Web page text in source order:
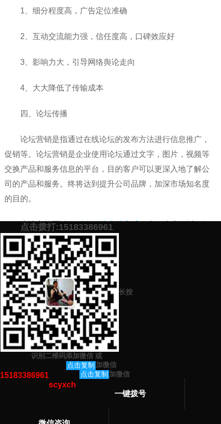
1、细分程度高，广告定位准确
2、互动交流能力强，信任度高，口碑效应好
3、影响力大，引导网络舆论走向
4、大大降低了传输成本
四、论坛传播
论坛营销是指通过在线论坛的发布方法进行信息推广，
促销等。论坛营销是企业使用论坛通过文字，图片，视频等
交换产品和服务信息的平台，目的客户可以更深入地了解公
司的产品和服务。终将达到提升公司品牌，加深市场知名度
的目的。
小编之前写过18种有效推广的方式
一下。如果您近也有企业宣传推广的计划，加下面微信，肖
乐策划免费为您策划高效的企业营销策划方案
预约营销老师 添加微信号：scyxch
案！
上一篇：企业网络推广的重要性（网络推广怎么做）
下一篇：如何做企业品牌策划（提升名气来这里）
猜你感兴趣的内容
暂无相关文章！
点击拨打:15183386961
长按
识别二维码添加微信 或
点击复制
15183386961
加微信
点击复制
scyxch
加微信
一键拨号